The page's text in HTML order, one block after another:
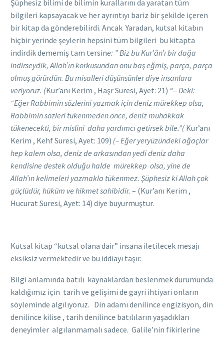
Şüphesiz bilimi de bilimin kurallarını da yaratan tüm
bilgileri kapsayacak ve her ayrıntıyı bariz bir şekilde içeren
bir kitap da gönderebilirdi. Ancak Yaradan, kutsal kitabın
hiçbir yerinde şeylerin hepsini tüm bilgileri bu kitapta
indirdik dememiş tam tersine: ”Biz bu Kur’ân’ı bir dağa
indirseydik, Allah’ın korkusundan onu baş eğmiş, parça, parça
olmuş görürdün. Bu misalleri düşünsünler diye insanlara
veriyoruz. (Kur’anı Kerim , Haşr Suresi, Ayet: 21) “– Deki:
“Eğer Rabbimin sözlerini yazmak için deniz mürekkep olsa,
Rabbimin sözleri tükenmeden önce, deniz muhakkak
tükenecekti, bir mislini daha yardımcı getirsek bile.”(Kur’anı
Kerim , Kehf Suresi, Ayet: 109) (– Eğer yeryüzündeki ağaçlar
hep kalem olsa, deniz de arkasından yedi deniz daha
kendisine destek olduğu halde mürekkep olsa, yine de
Allah’ın kelimeleri yazmakla tükenmez. Şüphesiz ki Allah çok
güçlüdür, hüküm ve hikmet sahibidir. – (Kur’anı Kerim ,
Hucurat Suresi, Ayet: 14) diye buyurmuştur.
Kutsal kitap “kutsal olana dair” insana iletilecek mesajı
eksiksiz vermektedir ve bu iddiayı taşır.
Bilgi anlamında batılı kaynaklardan beslenmek durumunda
kaldığımız için tarih ve gelişimi de gayri ihtiyari onların
söyleminde algılıyoruz. Din adamı denilince engizisyon, din
denilince kilise , tarih denilince batılıların yaşadıkları
deneyimler algılanmamalı sadece. Galile’nin fikirlerine